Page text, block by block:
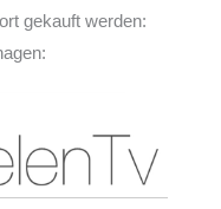
gekauft werden: